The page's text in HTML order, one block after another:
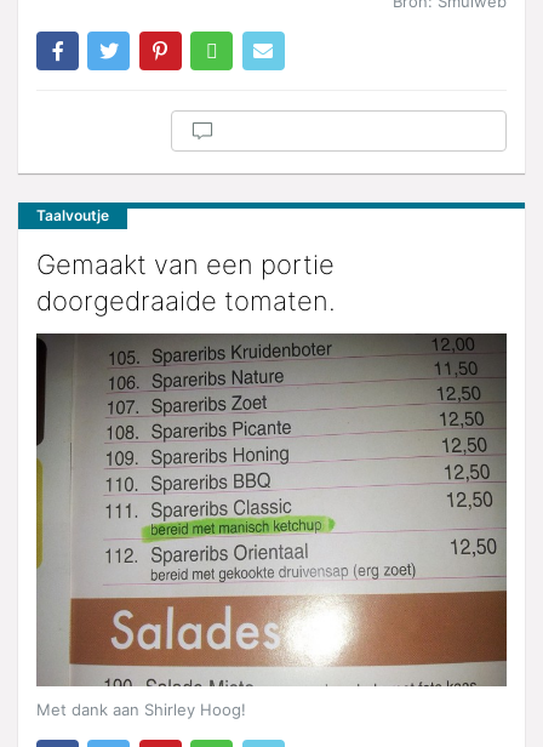
Taalvoutje
Gemaakt van een portie
doorgedraaide tomaten.
Met dank aan Shirley Hoog!